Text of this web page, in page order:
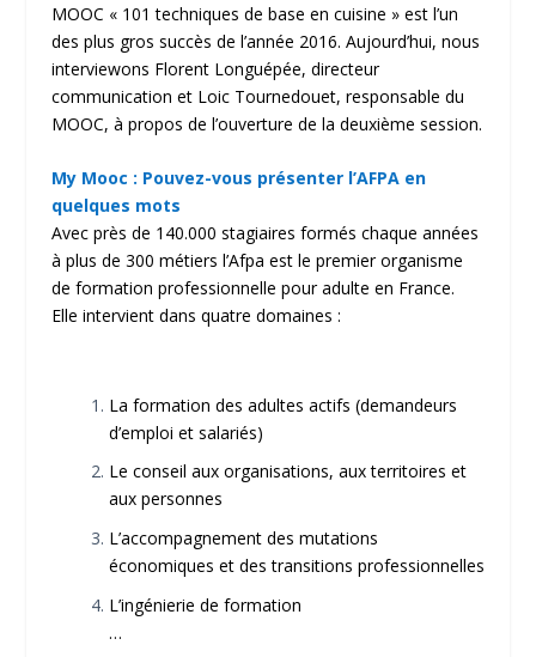
MOOC « 101 techniques de base en cuisine » est l’un
des plus gros succès de l’année 2016. Aujourd’hui, nous
interviewons Florent Longuépée, directeur
communication et Loic Tournedouet, responsable du
MOOC, à propos de l’ouverture de la deuxième session.
My Mooc : Pouvez-vous présenter l’AFPA en
quelques mots
Avec près de 140.000 stagiaires formés chaque années
à plus de 300 métiers l’Afpa est le premier organisme
de formation professionnelle pour adulte en France.
Elle intervient dans quatre domaines :
La formation des adultes actifs (demandeurs
d’emploi et salariés)
Le conseil aux organisations, aux territoires et
aux personnes
L’accompagnement des mutations
économiques et des transitions professionnelles
L’ingénierie de formation
…